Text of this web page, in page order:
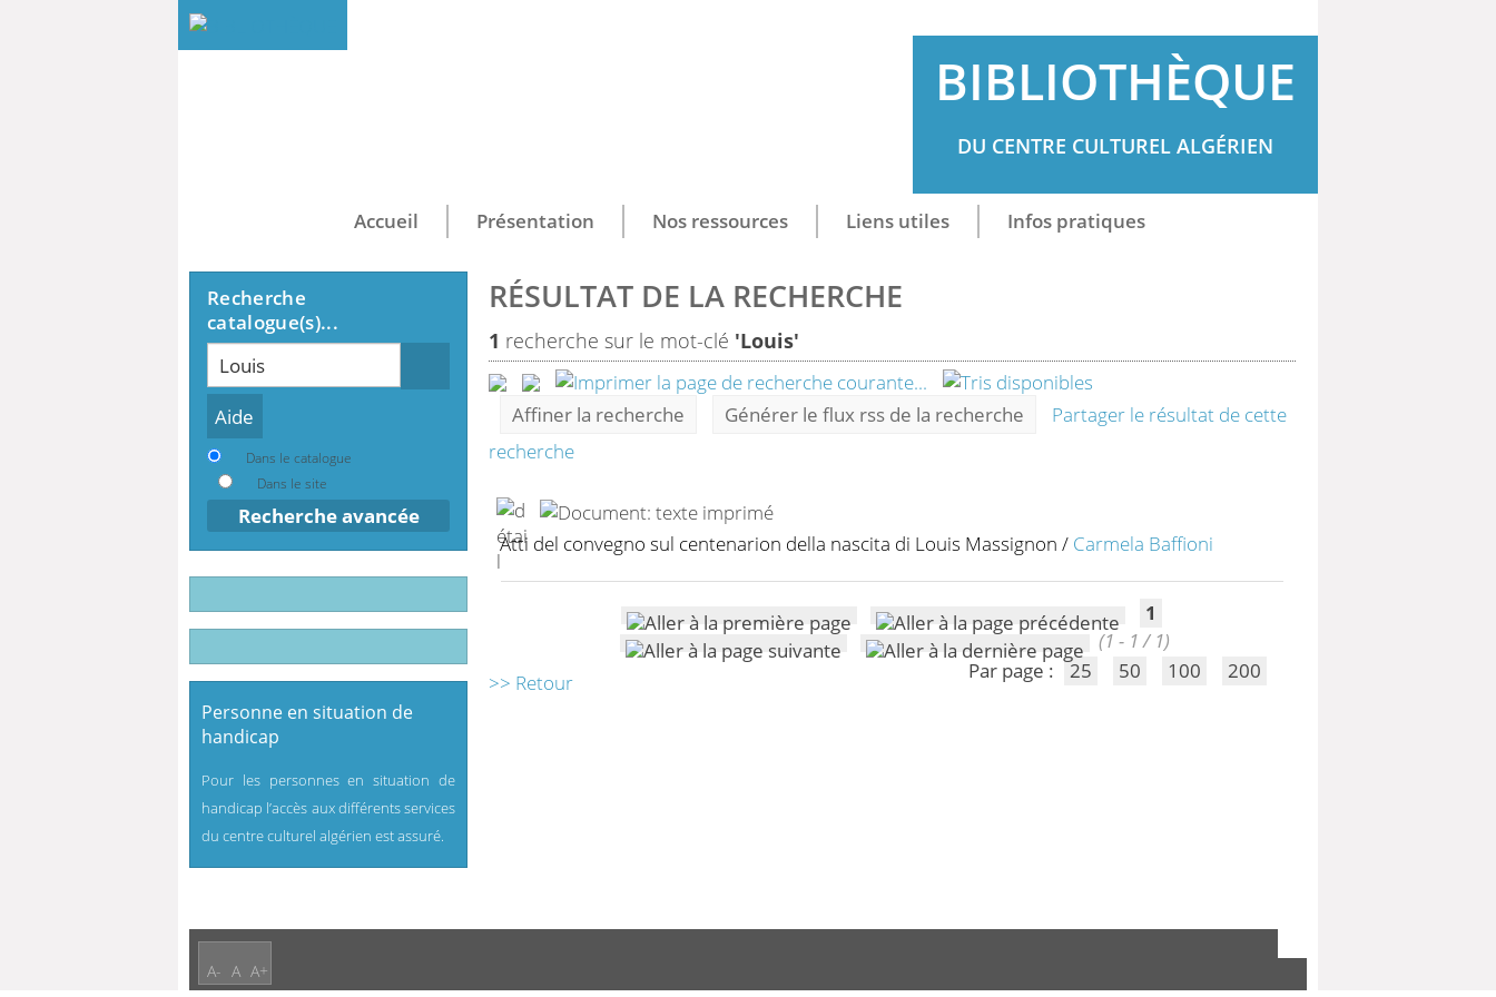
BIBLIOTHÈQUE
DU CENTRE CULTUREL ALGÉRIEN
Accueil Présentation Nos ressources Liens utiles Infos pratiques
RÉSULTAT DE LA RECHERCHE
1 recherche sur le mot-clé 'Louis'
Affiner la recherche Générer le flux rss de la recherche
Partager le résultat de cette
recherche
Atti del convegno sul centenarion della nascita di Louis Massignon / Carmela Baffioni
1
(1 - 1 / 1)
Par page :
25 50 100 200
>> Retour
Recherche
catalogue(s)...
Recherche
Dans le catalogue
Dans le site
Recherche avancée
Personne en situation de
handicap
Pour les personnes en situation de
handicap l’accès aux différents services
du centre culturel algérien est assuré.
A- A A+